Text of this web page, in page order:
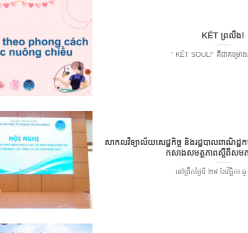
KẾT ព្រលឹង!
” KẾT SOUL!” គឺជាគម្រោ
សាកលវិទ្យាល័យសេដ្ឋកិច្ច និងរដ្ឋបាលពាណិជ្ជ
កសាងសមត្ថភាពស្តីពីសម
នៅព្រឹកថ្ងៃទី ២៩ ខែវិច្ឆិកា